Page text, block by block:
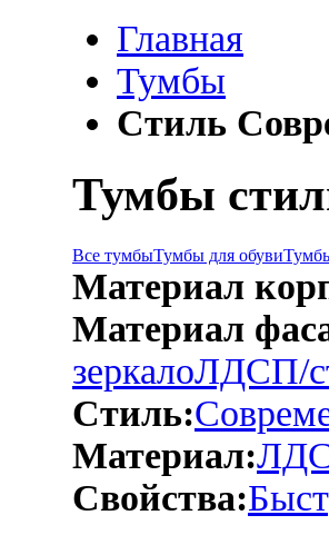
Главная
Тумбы
Стиль
Тумбы
Все тумбыТумбы для обуви
Материал
Материал
зеркалоЛДСП/
Стиль:
Материал:
Свойства: